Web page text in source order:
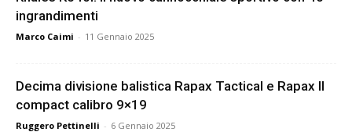
ingrandimenti
Marco Caimi - 11 Gennaio 2025
Decima divisione balistica Rapax Tactical e Rapax II
compact calibro 9×19
Ruggero Pettinelli - 6 Gennaio 2025